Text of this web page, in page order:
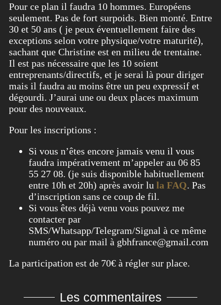
Pour ce plan il faudra 10 hommes. Européens
seulement. Pas de fort surpoids. Bien monté. Entre
30 et 50 ans ( je peux éventuellement faire des
exceptions selon votre physique/votre maturité),
sachant que Christine est en milieu de trentaine.
Il est pas nécessaire que les 10 soient
entreprenants/directifs, et je serai là pour diriger
mais il faudra au moins être un peu expressif et
dégourdi. J’aurai une ou deux places maximum
pour des nouveaux.
Pour les inscriptions :
Si vous n’êtes encore jamais venu il vous
faudra impérativement m’appeler au 06 85
55 27 08. (je suis disponible habituellement
entre 10h et 20h) après avoir lu la FAQ. Pas
d’inscription sans ce coup de fil.
Si vous êtes déjà venu vous pouvez me
contacter par
SMS/Whatsapp/Telegram/Signal à ce même
numéro ou par mail à gbhfrance@gmail.com
La participation est de 70€ à régler sur place.
Les commentaires